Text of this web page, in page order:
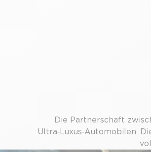
Die Partnerschaft
Ultra‑Luxus‑Automobilen.